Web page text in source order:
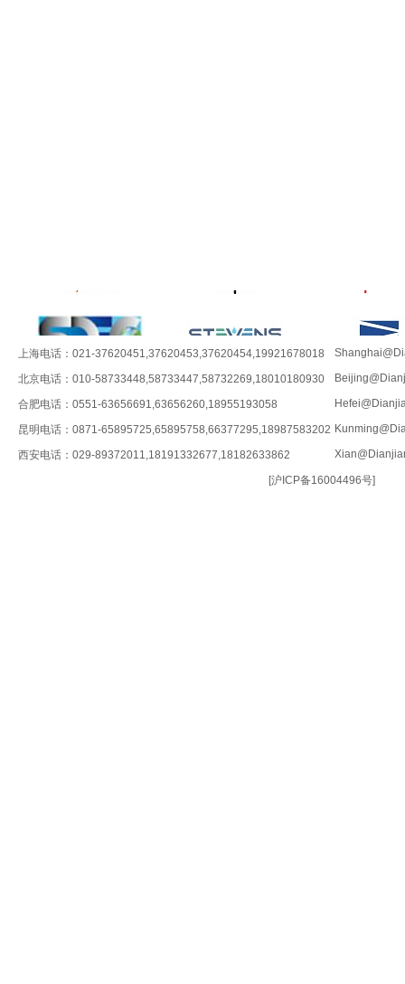
上海电话：021-37620451,37620453,37620454,19921678018
北京电话：010-58733448,58733447,58732269,18010180930
合肥电话：0551-63656691,63656260,18955193058
昆明电话：0871-65895725,65895758,66377295,18987583202
西安电话：029-89372011,18191332677,18182633862
[沪ICP备16004496号]